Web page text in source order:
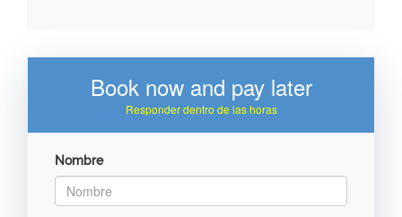
Book now and pay later
Responder dentro de las horas
Nombre